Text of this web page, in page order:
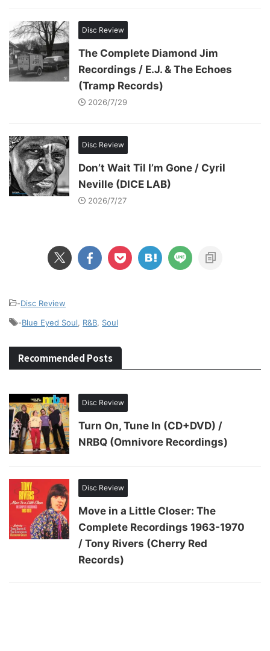
Disc Review
The Complete Diamond Jim
Recordings / E.J. & The Echoes
(Tramp Records)
2026/7/29
Disc Review
Don’t Wait Til I’m Gone / Cyril
Neville (DICE LAB)
2026/7/27
-Disc Review
-Blue Eyed Soul R&B Soul
Recommended Posts
Disc Review
Turn On, Tune In (CD+DVD) /
NRBQ (Omnivore Recordings)
Disc Review
Move in a Little Closer: The
Complete Recordings 1963-1970
/ Tony Rivers (Cherry Red
Records)